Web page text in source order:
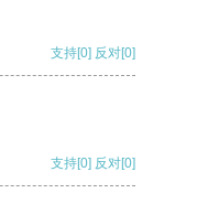
支持[0] 反对[0]
支持[0] 反对[0]